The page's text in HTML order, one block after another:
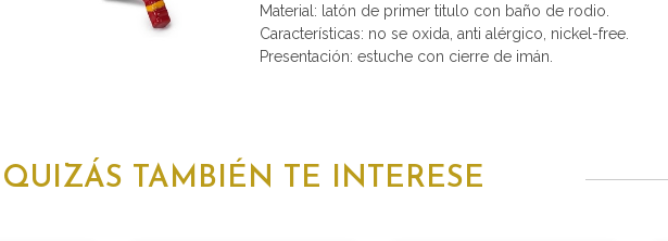
Material: latón de primer titulo con baño de rodio.
Características: no se oxida, anti alérgico, nickel-free.
Presentación: estuche con cierre de imán.
QUIZÁS TAMBIÉN TE INTERESE